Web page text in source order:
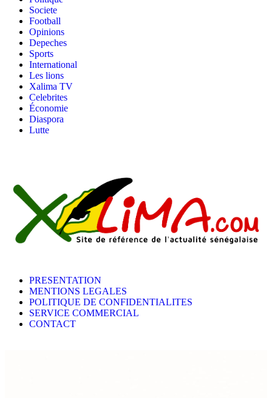
Societe
Football
Opinions
Depeches
Sports
International
Les lions
Xalima TV
Celebrites
Économie
Diaspora
Lutte
PRESENTATION
MENTIONS LEGALES
POLITIQUE DE CONFIDENTIALITES
SERVICE COMMERCIAL
CONTACT